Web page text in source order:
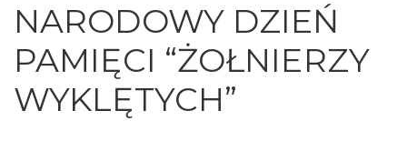
NARODOWY DZIEŃ
PAMIĘCI “ŻOŁNIERZY
WYKLĘTYCH”